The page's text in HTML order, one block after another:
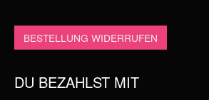
BESTELLUNG WIDERRUFEN
DU BEZAHLST MIT